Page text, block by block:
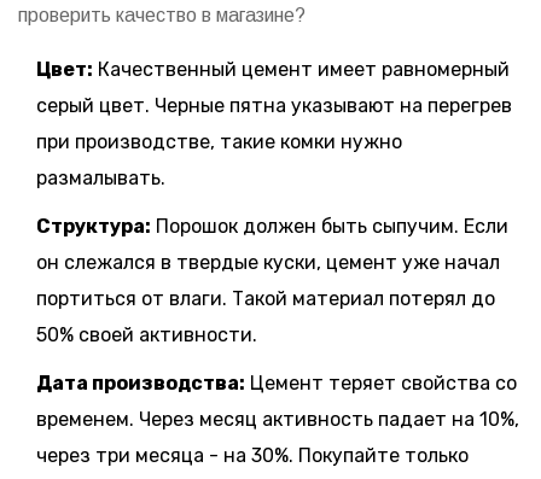
проверить качество в магазине?
Цвет: Качественный цемент имеет равномерный
серый цвет. Черные пятна указывают на перегрев
при производстве, такие комки нужно
размалывать.
Структура: Порошок должен быть сыпучим. Если
он слежался в твердые куски, цемент уже начал
портиться от влаги. Такой материал потерял до
50% своей активности.
Дата производства: Цемент теряет свойства со
временем. Через месяц активность падает на 10%,
через три месяца - на 30%. Покупайте только